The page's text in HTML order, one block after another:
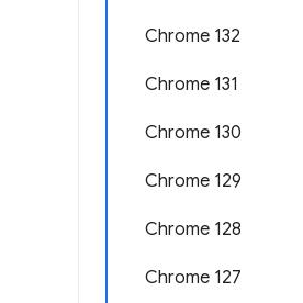
Chrome 132
Chrome 131
Chrome 130
Chrome 129
Chrome 128
Chrome 127